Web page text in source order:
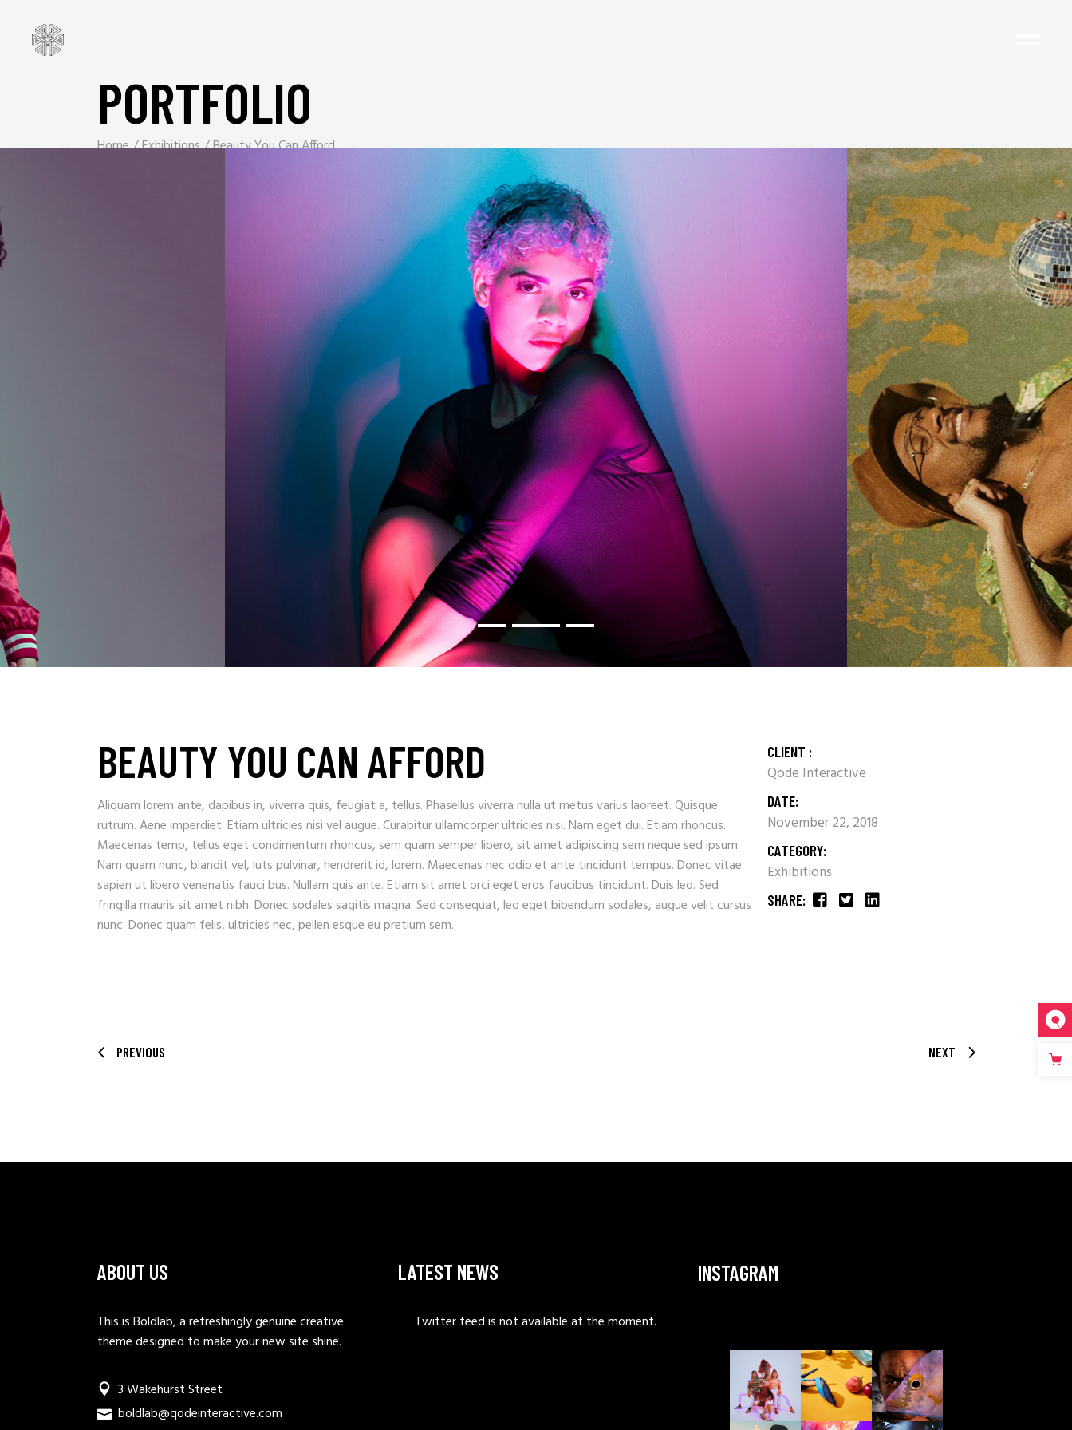
PORTFOLIO
Home Exhibitions Beauty You Can Afford
BEAUTY YOU CAN AFFORD
Aliquam lorem ante, dapibus in, viverra quis, feugiat a, tellus. Phasellus viverra nulla ut metus varius laoreet. Quisque
rutrum. Aene imperdiet. Etiam ultricies nisi vel augue. Curabitur ullamcorper ultricies nisi. Nam eget dui. Etiam rhoncus.
Maecenas temp, tellus eget condimentum rhoncus, sem quam semper libero, sit amet adipiscing sem neque sed ipsum.
Nam quam nunc, blandit vel, luts pulvinar, hendrerit id, lorem. Maecenas nec odio et ante tincidunt tempus. Donec vitae
sapien ut libero venenatis fauci bus. Nullam quis ante. Etiam sit amet orci eget eros faucibus tincidunt. Duis leo. Sed
fringilla mauris sit amet nibh. Donec sodales sagitis magna. Sed consequat, leo eget bibendum sodales, augue velit cursus
nunc. Donec quam felis, ultricies nec, pellen esque eu pretium sem.
CLIENT :
Qode Interactive
DATE:
November 22, 2018
CATEGORY:
Exhibitions
SHARE:
PREVIOUS NEXT
ABOUT US
This is Boldlab, a refreshingly genuine creative
theme designed to make your new site shine.
3 Wakehurst Street
boldlab@qodeinteractive.com
LATEST NEWS
Twitter feed is not available at the moment.
INSTAGRAM